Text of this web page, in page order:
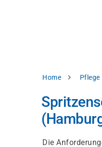
Pfadnavigation
Home Pflege
Die
akzeptieren
Einstellungen